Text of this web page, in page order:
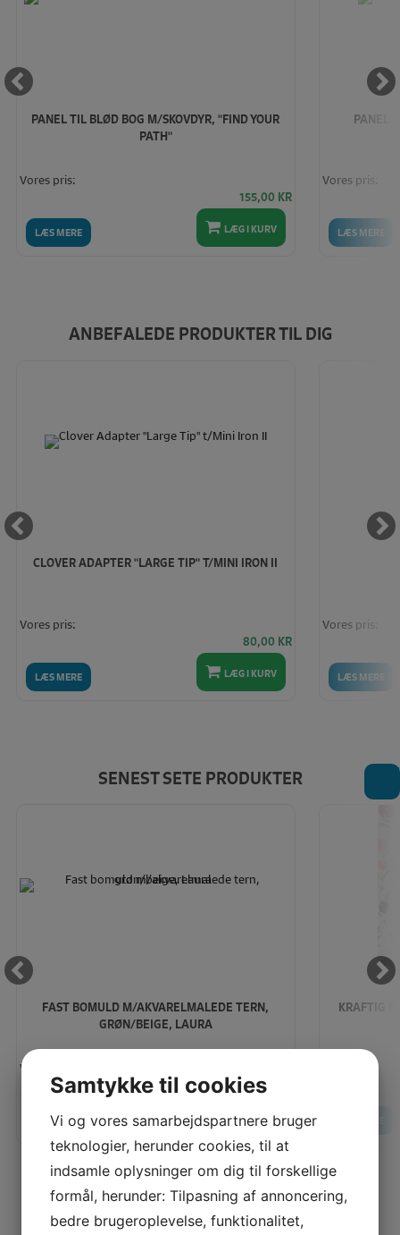
PANEL TIL BLØD BOG M/SKOVDYR, "FIND YOUR
PATH"
LÆS MERE
Vores pris:
155,00 KR
LÆG I KURV
PANEL
LÆS MERE
Vores pris:
ANBEFALEDE PRODUKTER TIL DIG
CLOVER ADAPTER "LARGE TIP" T/MINI IRON II
LÆS MERE
Vores pris:
80,00 KR
LÆG I KURV LÆS MERE
Vores pris:
SENEST SETE PRODUKTER
FAST BOMULD M/AKVARELMALEDE TERN,
GRØN/BEIGE, LAURA
LÆS MERE
Vores pris:
160,00
LÆG I KURV
KRAFTIG
Vores pris:
Samtykke til cookies
Vi og vores samarbejdspartnere bruger
teknologier, herunder cookies, til at
indsamle oplysninger om dig til forskellige
formål, herunder: Tilpasning af annoncering,
bedre brugeroplevelse, funktionalitet,